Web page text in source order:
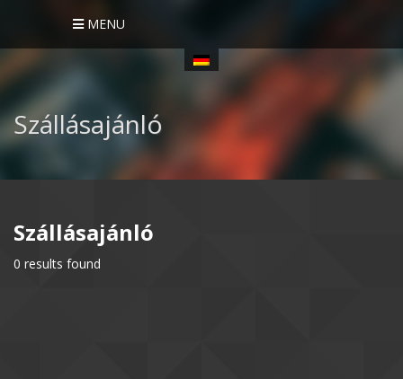
MENU
Szállásajánló
Szállásajánló
0 results found